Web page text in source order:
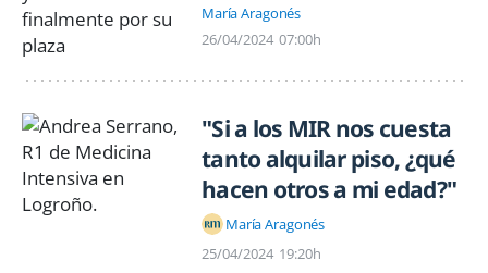
María Aragonés
26/04/2024 07:00h
"Si a los MIR nos cuesta
tanto alquilar piso, ¿qué
hacen otros a mi edad?"
María Aragonés
25/04/2024 19:20h